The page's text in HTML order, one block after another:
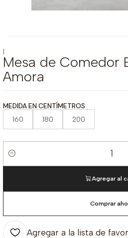
|
Mesa de Comedor
Amora
MEDIDA EN CENTÍMETROS
160 180 200
Cantidad
Agregar al
Comprar
Agregar a la lista de